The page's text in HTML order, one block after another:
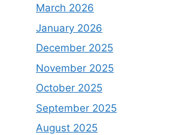
March 2026
January 2026
December 2025
November 2025
October 2025
September 2025
August 2025